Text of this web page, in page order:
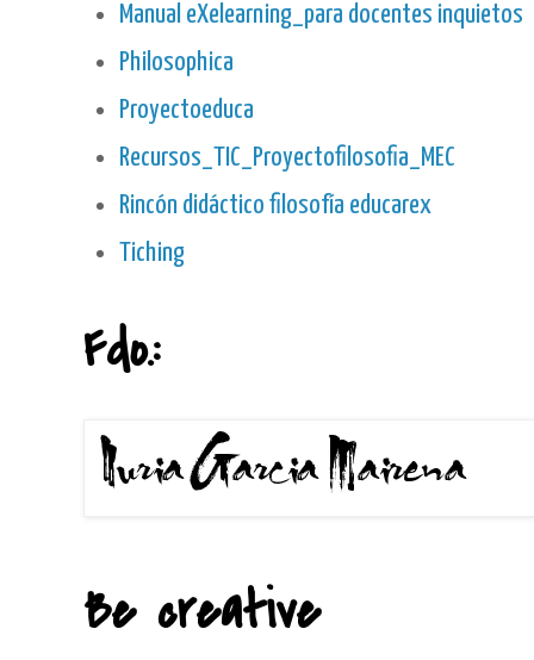
Manual eXelearning_para docentes inquietos
Philosophica
Proyectoeduca
Recursos_TIC_Proyectofilosofia_MEC
Rincón didáctico filosofía educarex
Tiching
Fdo.:
Be creative